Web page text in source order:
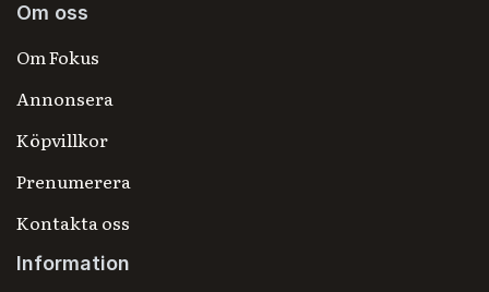
Om oss
Om Fokus
Annonsera
Köpvillkor
Prenumerera
Kontakta oss
Information